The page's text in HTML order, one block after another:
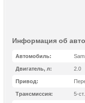
Информация об
Автомобиль:
Двигатель, л: 2.0
Привод:
Трансмиссия: 5-